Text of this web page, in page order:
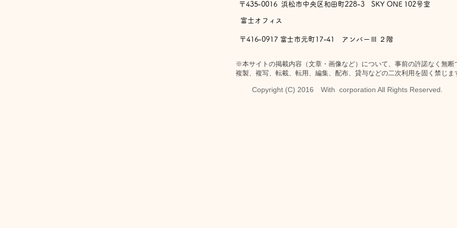
〒435-0016 浜松市中央区和田町228-3 SKY ONE 102号室
​富士オフィス
〒416-0917 富士市元町17-41 アンバーⅢ ２階
※本サイトの掲載内容（文章・画像など）について、事前の許諾なく無断
複製、複写、転載、転用、編集、配布、貸与などの二次利用を固く禁じま
Copyright (C) 2016 With corporation All Rights Reserved.​